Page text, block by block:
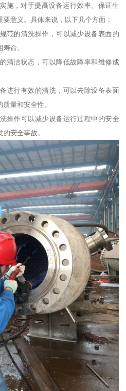
施，对于提高设备运行效率、保证生
意义。具体来说，以下几个方面：
范的清洗操作，可以减少设备表面的
命。
清洁状态，可以降低故障率和维修成
进行有效的清洗，可以去除设备表面
量和安全性。
操作可以减少设备运行过程中的安全
安全事故。